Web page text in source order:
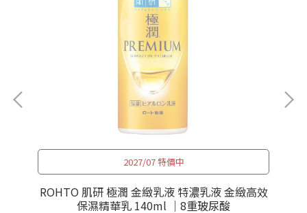
2027/07 特價中
ROHTO 肌研 極潤 金緻乳液 特濃乳液 金緻高效
保濕精華乳 140ml ｜8重玻尿酸